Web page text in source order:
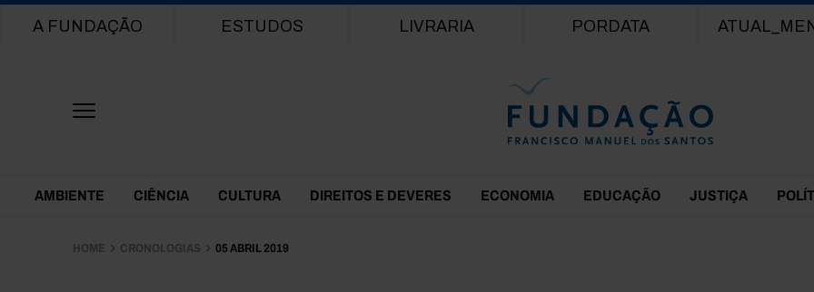
Main navigation
A FUNDAÇÃO ESTUDOS LIVRARIA PORDATA
Themes Menu
AMBIENTE CIÊNCIA CULTURA DIREITOS E DEVERES ECONOMIA EDUCAÇÃO JUSTIÇA
HOME CRONOLOGIAS 05 ABRIL 2019